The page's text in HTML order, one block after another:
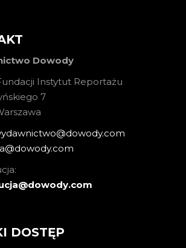
Dowody
Instytut Reportażu
7
DOSTĘP